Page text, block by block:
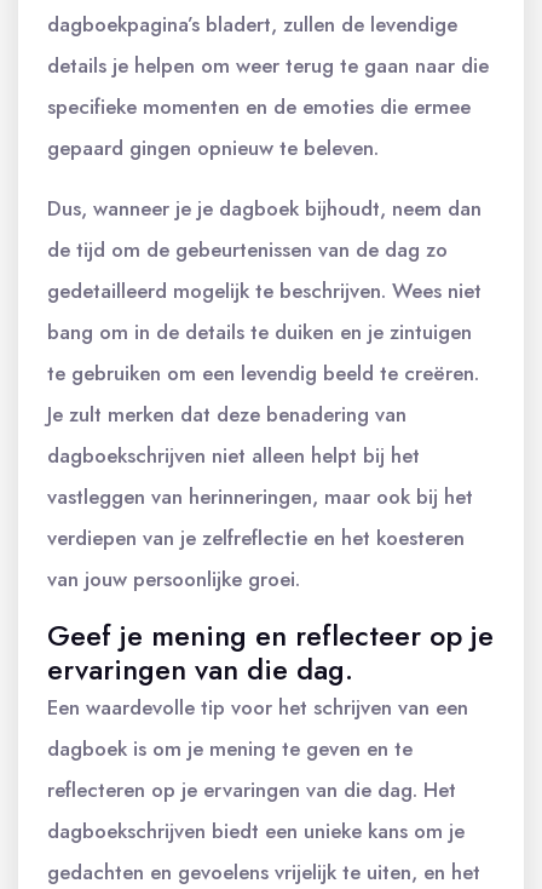
dagboekpagina’s bladert, zullen de levendige
details je helpen om weer terug te gaan naar die
specifieke momenten en de emoties die ermee
gepaard gingen opnieuw te beleven.
Dus, wanneer je je dagboek bijhoudt, neem dan
de tijd om de gebeurtenissen van de dag zo
gedetailleerd mogelijk te beschrijven. Wees niet
bang om in de details te duiken en je zintuigen
te gebruiken om een ​​levendig beeld te creëren.
Je zult merken dat deze benadering van
dagboekschrijven niet alleen helpt bij het
vastleggen van herinneringen, maar ook bij het
verdiepen van je zelfreflectie en het koesteren
van jouw persoonlijke groei.
Geef je mening en reflecteer op je
ervaringen van die dag.
Een waardevolle tip voor het schrijven van een
dagboek is om je mening te geven en te
reflecteren op je ervaringen van die dag. Het
dagboekschrijven biedt een unieke kans om je
gedachten en gevoelens vrijelijk te uiten, en het